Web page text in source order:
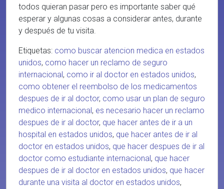
todos quieran pasar pero es importante saber qué
esperar y algunas cosas a considerar antes, durante
y después de tu visita.
Etiquetas: como buscar atencion medica en estados
unidos, como hacer un reclamo de seguro
internacional, como ir al doctor en estados unidos,
como obtener el reembolso de los medicamentos
despues de ir al doctor, como usar un plan de seguro
medico internacional, es necesario hacer un reclamo
despues de ir al doctor, que hacer antes de ir a un
hospital en estados unidos, que hacer antes de ir al
doctor en estados unidos, que hacer despues de ir al
doctor como estudiante internacional, que hacer
despues de ir al doctor en estados unidos, que hacer
durante una visita al doctor en estados unidos,